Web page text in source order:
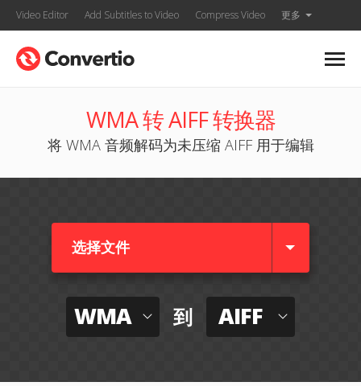
Video Editor Add Subtitles to Video Compress Video 更多
WMA 转 AIFF 转换器
将 WMA 音频解码为未压缩 AIFF 用于编辑
选择文件
WMA 到 AIFF